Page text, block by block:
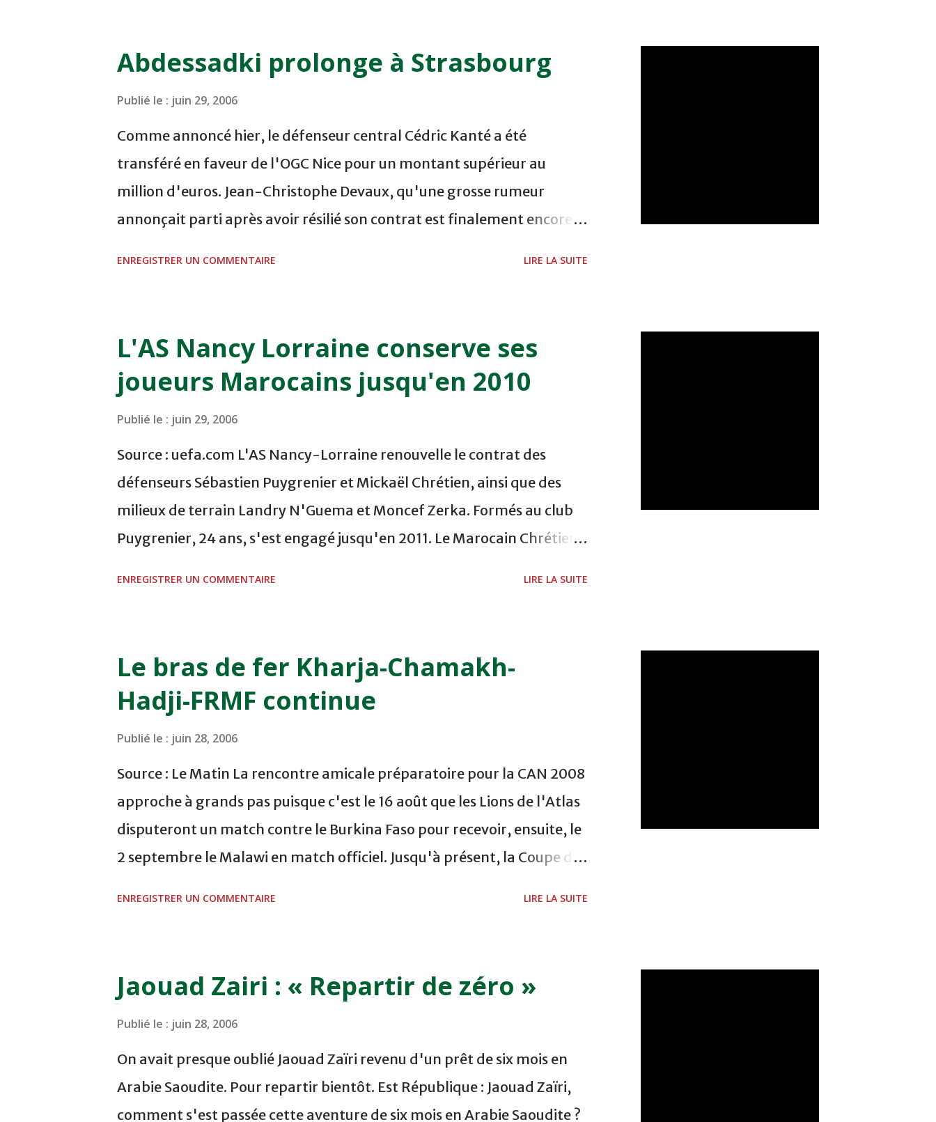
Guingamp, entre autres), celle du Racing était la plus intéressante.
L’entraîneur, le président et les recruteurs m’ont montré une grosse
envie de travailler avec moi. - Quels sont vos objectifs en venant à
Strasbourg ? - L’objectif est évidemment d’y trouver du temps de jeu
et de pouvoir démontrer mes qualités, ce que je n’ai pu faire avec
l’équipe pro du PSG. J’ai envie de jouer le plus de matches possibles et
Abdessadki prolonge à Strasbourg
Publié le : juin 29, 2006
Comme annoncé hier, le défenseur central Cédric Kanté a été
transféré en faveur de l'OGC Nice pour un montant supérieur au
million d'euros. Jean-Christophe Devaux, qu'une grosse rumeur
annonçait parti après avoir résilié son contrat est finalement encore
marocain pourrait d'ailleurs être le capitaine du Racing cette saison.
source: football.fr
ENREGISTRER UN COMMENTAIRE LIRE LA SUITE
L'AS Nancy Lorraine conserve ses
joueurs Marocains jusqu'en 2010
Publié le : juin 29, 2006
Source : uefa.com L'AS Nancy-Lorraine renouvelle le contrat des
défenseurs Sébastien Puygrenier et Mickaël Chrétien, ainsi que des
milieux de terrain Landry N'Guema et Moncef Zerka. Formés au club
Puygrenier, 24 ans, s'est engagé jusqu'en 2011. Le Marocain Chrétien,
chemin ensemble" "Je comptais de toute façon rester à l'ASNL. Je me
sens bien ici", déclare Chrétien, natif de Nancy. "C'est difficile à
expliquer se qui se passe entre nous mais je pense que c'est unique. Et
ENREGISTRER UN COMMENTAIRE LIRE LA SUITE
Le bras de fer Kharja-Chamakh-
Hadji-FRMF continue
Publié le : juin 28, 2006
Source : Le Matin La rencontre amicale préparatoire pour la CAN 2008
approche à grands pas puisque c'est le 16 août que les Lions de l'Atlas
disputeront un match contre le Burkina Faso pour recevoir, ensuite, le
2 septembre le Malawi en match officiel. Jusqu'à présent, la Coupe du
Méditel n'ait pas encore été résolu. La Fédération Royale marocaine
de football ayant vendu les droits exclusifs de l'image du Onze
national à Maroc Telecom, le fait que les trois joueurs précités aient
collaboré avec Méditel a créé un problème entre les responsables de la
Fédération et ceux de Maroc Télécom. Ces derniers exigent que Kharja,
ENREGISTRER UN COMMENTAIRE LIRE LA SUITE
Jaouad Zairi : « Repartir de zéro »
Publié le : juin 28, 2006
On avait presque oublié Jaouad Zaïri revenu d'un prêt de six mois en
Arabie Saoudite. Pour repartir bientôt. Est République : Jaouad Zaïri,
comment s'est passée cette aventure de six mois en Arabie Saoudite ?